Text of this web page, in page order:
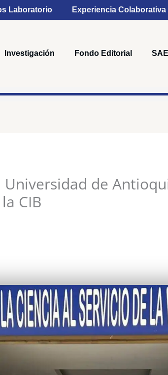
Laboratorio Experiencia Colaborativa
Investigación Fondo Editorial
de
CIB